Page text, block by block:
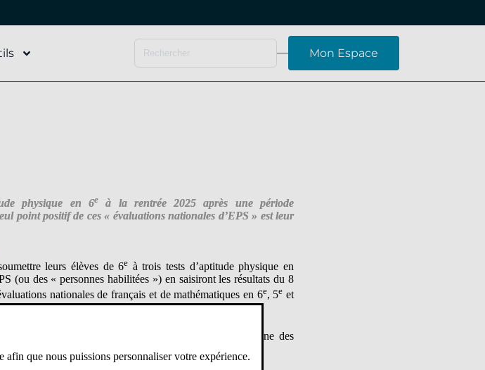
Mon Espace
physique en 6e à la rentrée 2025 après une période
point positif de ces « évaluations nationales d’EPS » est leur
leurs élèves de 6e à trois tests d’aptitude physique en
(ou des « personnes habilitées ») en saisiront les résultats du 8
nationales de français et de mathématiques en 6e, 5e et
en 2024, elle-même pensée comme une réponse à l’une des
que nous puissions personnaliser votre expérience.